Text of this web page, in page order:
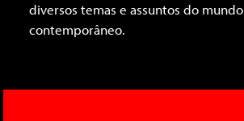
diversos temas e assuntos do mundo
contemporâneo.